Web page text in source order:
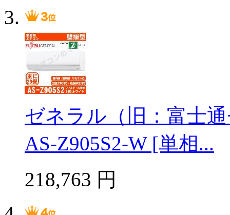
ゼネラル（旧：富士
AS-Z905S2-W [単相...
218,763 円